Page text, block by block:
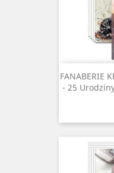
FANABERIE
- 25